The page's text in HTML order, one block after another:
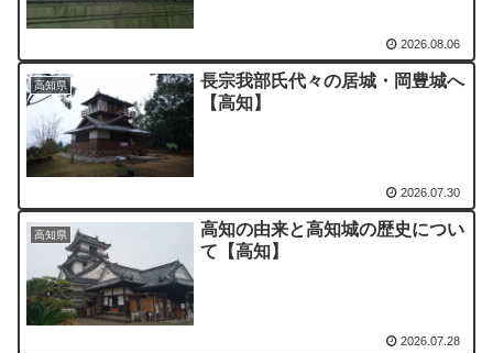
2026.08.06
高知県
長宗我部氏代々の居城・岡豊城へ
【高知】
2026.07.30
高知県
高知の由来と高知城の歴史につい
て【高知】
2026.07.28